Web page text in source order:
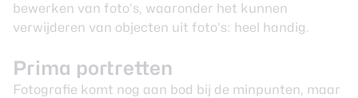
bewerken van foto’s, waaronder het kunnen
verwijderen van objecten uit foto’s: heel handig.
Prima portretten
Fotografie komt nog aan bod bij de minpunten, maar